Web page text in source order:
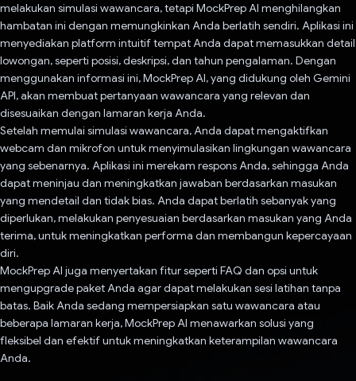
melakukan simulasi wawancara, tetapi MockPrep AI menghilangkan
hambatan ini dengan memungkinkan Anda berlatih sendiri. Aplikasi ini
menyediakan platform intuitif tempat Anda dapat memasukkan detail
lowongan, seperti posisi, deskripsi, dan tahun pengalaman. Dengan
menggunakan informasi ini, MockPrep AI, yang didukung oleh Gemini
API, akan membuat pertanyaan wawancara yang relevan dan
disesuaikan dengan lamaran kerja Anda.
Setelah memulai simulasi wawancara, Anda dapat mengaktifkan
webcam dan mikrofon untuk menyimulasikan lingkungan wawancara
yang sebenarnya. Aplikasi ini merekam respons Anda, sehingga Anda
dapat meninjau dan meningkatkan jawaban berdasarkan masukan
yang mendetail dan tidak bias. Anda dapat berlatih sebanyak yang
diperlukan, melakukan penyesuaian berdasarkan masukan yang Anda
terima, untuk meningkatkan performa dan membangun kepercayaan
diri.
MockPrep AI juga menyertakan fitur seperti FAQ dan opsi untuk
mengupgrade paket Anda agar dapat melakukan sesi latihan tanpa
batas. Baik Anda sedang mempersiapkan satu wawancara atau
beberapa lamaran kerja, MockPrep AI menawarkan solusi yang
fleksibel dan efektif untuk meningkatkan keterampilan wawancara
Anda.